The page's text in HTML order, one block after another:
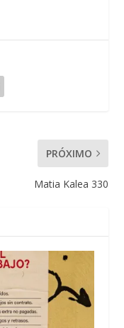
PRÓXIMO
Matia Kalea 330